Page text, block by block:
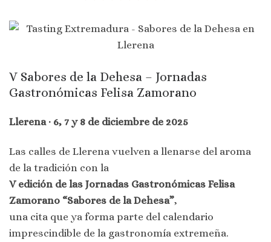
V Sabores de la Dehesa – Jornadas
Gastronómicas Felisa Zamorano
Llerena · 6, 7 y 8 de diciembre de 2025
Las calles de Llerena vuelven a llenarse del aroma
de la tradición con la
V edición de las Jornadas Gastronómicas Felisa
Zamorano “Sabores de la Dehesa”,
una cita que ya forma parte del calendario
imprescindible de la gastronomía extremeña.